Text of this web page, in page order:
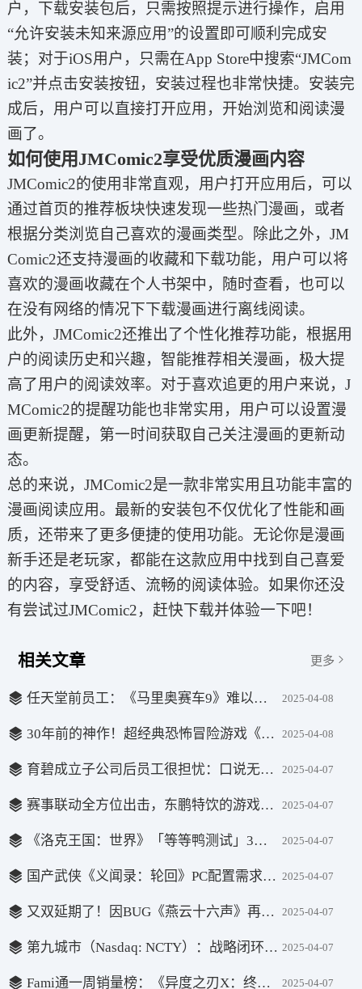
户，下载安装包后，只需按照提示进行操作，启用
“允许安装未知来源应用”的设置即可顺利完成安
装；对于iOS用户，只需在App Store中搜索“JMCom
ic2”并点击安装按钮，安装过程也非常快捷。安装完
成后，用户可以直接打开应用，开始浏览和阅读漫
画了。
如何使用JMComic2享受优质漫画内容
JMComic2的使用非常直观，用户打开应用后，可以
通过首页的推荐板块快速发现一些热门漫画，或者
根据分类浏览自己喜欢的漫画类型。除此之外，JM
Comic2还支持漫画的收藏和下载功能，用户可以将
喜欢的漫画收藏在个人书架中，随时查看，也可以
在没有网络的情况下下载漫画进行离线阅读。
此外，JMComic2还推出了个性化推荐功能，根据用
户的阅读历史和兴趣，智能推荐相关漫画，极大提
高了用户的阅读效率。对于喜欢追更的用户来说，J
MComic2的提醒功能也非常实用，用户可以设置漫
画更新提醒，第一时间获取自己关注漫画的更新动
态。
总的来说，JMComic2是一款非常实用且功能丰富的
漫画阅读应用。最新的安装包不仅优化了性能和画
质，还带来了更多便捷的使用功能。无论你是漫画
新手还是老玩家，都能在这款应用中找到自己喜爱
的内容，享受舒适、流畅的阅读体验。如果你还没
有尝试过JMComic2，赶快下载并体验一下吧！
相关文章 更多
任天堂前员工：《马里奥赛车9》难以复刻前作的成功 2025-04-08
30年前的神作！超经典恐怖冒险游戏《无声狂啸》登陆主机平台 2025-04-08
育碧成立子公司后员工很担忧：口说无凭仍有可能被裁 2025-04-07
赛事联动全方位出击，东鹏特饮的游戏营销如何玩转圈层经济？ 2025-04-07
《洛克王国：世界》「等等鸭测试」3月27日开启，版本内容抢先看！ 2025-04-07
国产武侠《义闻录：轮回》PC配置需求公布:1060即可！ 2025-04-07
又双延期了！因BUG《燕云十六声》再次官宣延迟开服 2025-04-07
第九城市（Nasdaq: NCTY）：战略闭环构建游戏产业新生态，基本面夯实驱动价值重估 2025-04-07
Fami通一周销量榜：《异度之刃X：终极版》登顶榜首！ 2025-04-07